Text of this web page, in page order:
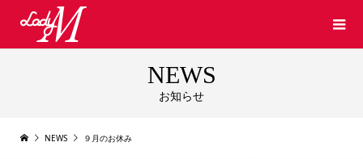
NEWS
お知らせ
NEWS ９月のお休み